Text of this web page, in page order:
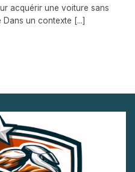
acquérir une voiture sans
un contexte [...]